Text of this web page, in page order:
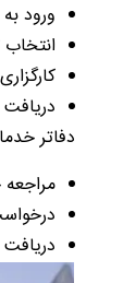
ورود
دفاتر